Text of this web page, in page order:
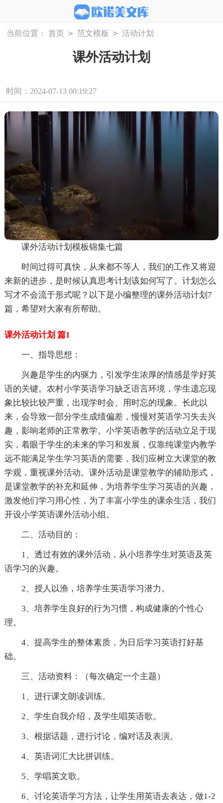
当前位置： 首页 > 范文模板 > 活动计划
课外活动计划
时间：2024-07-13 00:19:27
课外活动计划模板锦集七篇
时间过得可真快，从来都不等人，我们的工作又将迎
来新的进步，是时候认真思考计划该如何写了。计划怎么
写才不会流于形式呢？以下是小编整理的课外活动计划7
篇，希望对大家有所帮助。
课外活动计划 篇1
一、指导思想：
兴趣是学生的内驱力，引发学生浓厚的情感是学好英
语的关键。农村小学英语学习缺乏语言环境，学生遗忘现
象比较比较严重，出现学时会、用时忘的现象。长此以
来，会导致一部分学生成绩偏差，慢慢对英语学习失去兴
趣，影响老师的正常教学。小学英语教学的活动立足于现
实，着眼于学生的未来的学习和发展，仅靠纯课堂内教学
远不能满足学生学习英语的需要，我们应树立大课堂的教
学观，重视课外活动。课外活动是课堂教学的辅助形式，
是课堂教学的补充和延伸，为培养学生学习英语的兴趣，
激发他们学习用心性，为了丰富小学生的课余生活，我们
开设小学英语课外活动小组。
二、活动目的：
1、透过有效的课外活动，从小培养学生对英语及英
语学习的兴趣。
2、授人以渔，培养学生英语学习潜力。
3、培养学生良好的行为习惯，构成健康的个性心
理。
4、提高学生的整体素质，为日后学习英语打好基
础。
三、活动资料：（每次确定一个主题）
1、进行课文朗读训练。
2、学生自我介绍，及学生唱英语歌。
3、根据话题，进行讨论，编对话及表演。
4、英语词汇大比拼训练。
5、学唱英文歌。
6、讨论英语学习方法，让学生用英语去表达，做1-2